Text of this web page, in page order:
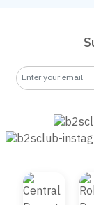
About us